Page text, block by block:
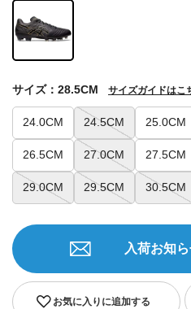
24.0CM 24.5CM 25.0CM
26.5CM 27.0CM 27.5CM
29.0CM 29.5CM 30.5CM
サイズ：28.5CM サイズガイドはこ
お気に入りに追加する
入荷お知